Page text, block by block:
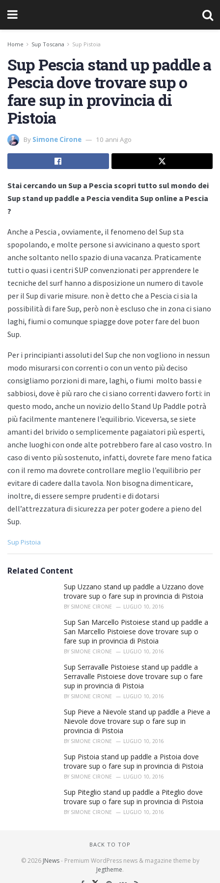
Home Sup Toscana Sup Pistoia
Sup Pescia stand up paddle a
Pescia dove trovare sup o
fare sup in provincia di
Pistoia
By Simone Cirone 10 anni Ago
Stai cercando un Sup a Pescia scopri tutto sul mondo dei
Sup stand up paddle a Pescia vendita Sup online a Pescia
?
Anche a Pescia , ovviamente, il fenomeno del Sup sta
spopolando, e molte persone si avvicinano a questo sport
anche soltanto nello spazio di una vacanza. Praticamente
tutti o quasi i centri SUP convenzionati per apprendere le
tecniche del surf hanno a disposizione un numero di tavole
per il Sup di varie misure. non è detto che a Pescia ci sia la
possibilità di fare Sup, però non è escluso che in zona ci siano
laghi, fiumi o comunque spiagge dove poter fare del buon
Sup.
Per i principianti assoluti del Sup che non vogliono in nessun
modo misurarsi con correnti o con un vento più deciso
consigliamo porzioni di mare, laghi, o fiumi molto bassi e
sabbiosi, dove è più raro che ci siano correnti davvero forti: in
questo modo, anche un novizio dello Stand Up Paddle potrà
più facilmente mantenere l’equilibrio. Viceversa, se siete
amanti del brivido o semplicemente pagaiatori più esperti,
anche luoghi con onde alte potrebbero fare al caso vostro. In
caso di vento più sostenuto, infatti, dovrete fare meno fatica
con il remo ma dovrete controllare meglio l’equilibrio per
evitare di cadere dalla tavola. Non bisogna dimenticare,
inoltre, di essere sempre prudenti e di dotarsi
dell’attrezzatura di sicurezza per poter godere a pieno del
Sup.
C
e
Sup Pistoia
Related Content
Sup Uzzano stand up paddle a Uzzano dove
trovare sup o fare sup in provincia di Pistoia
BY SIMONE CIRONE LUGLIO 10, 2016
Sup San Marcello Pistoiese stand up paddle a
San Marcello Pistoiese dove trovare sup o
fare sup in provincia di Pistoia
BY SIMONE CIRONE LUGLIO 10, 2016
Sup Serravalle Pistoiese stand up paddle a
Serravalle Pistoiese dove trovare sup o fare
sup in provincia di Pistoia
BY SIMONE CIRONE LUGLIO 10, 2016
Sup Pieve a Nievole stand up paddle a Pieve a
Nievole dove trovare sup o fare sup in
provincia di Pistoia
BY SIMONE CIRONE LUGLIO 10, 2016
Sup Pistoia stand up paddle a Pistoia dove
trovare sup o fare sup in provincia di Pistoia
BY SIMONE CIRONE LUGLIO 10, 2016
Sup Piteglio stand up paddle a Piteglio dove
trovare sup o fare sup in provincia di Pistoia
BY SIMONE CIRONE LUGLIO 10, 2016
BACK TO TOP
© 2026 JNews- Premium WordPress news & magazine theme by
Jegtheme.